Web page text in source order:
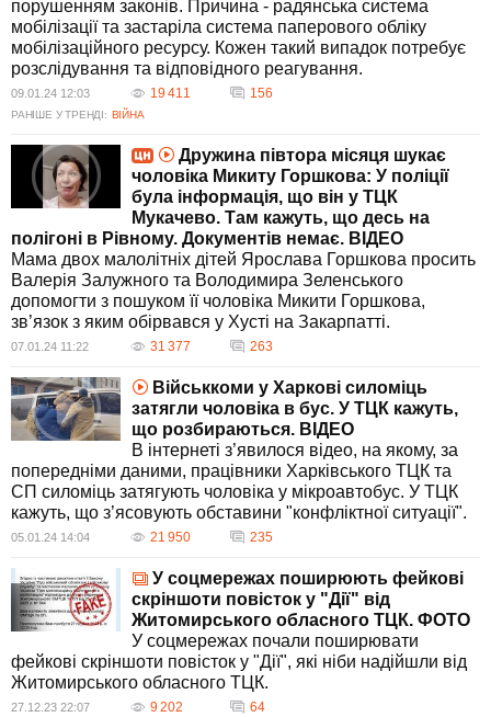
порушенням законів. Причина - радянська система
мобілізації та застаріла система паперового обліку
мобілізаційного ресурсу. Кожен такий випадок потребує
розслідування та відповідного реагування.
09.01.24 12:03 19 411 156
РАНІШЕ У ТРЕНДІ: ВІЙНА
Дружина півтора місяця шукає
чоловіка Микиту Горшкова: У поліції
була інформація, що він у ТЦК
Мукачево. Там кажуть, що десь на
полігоні в Рівному. Документів немає. ВIДЕО
Мама двох малолітніх дітей Ярослава Горшкова просить
Валерія Залужного та Володимира Зеленського
допомогти з пошуком її чоловіка Микити Горшкова,
зв’язок з яким обірвався у Хусті на Закарпатті.
07.01.24 11:22 31 377 263
Військкоми у Харкові силоміць
затягли чоловіка в бус. У ТЦК кажуть,
що розбираються. ВIДЕО
В інтернеті з’явилося відео, на якому, за
попередніми даними, працівники Харківського ТЦК та
СП силоміць затягують чоловіка у мікроавтобус. У ТЦК
кажуть, що з’ясовують обставини "конфліктної ситуації".
05.01.24 14:04 21 950 235
У соцмережах поширюють фейкові
скріншоти повісток у "Дії" від
Житомирського обласного ТЦК. ФОТО
У соцмережах почали поширювати
фейкові скріншоти повісток у "Дії", які ніби надійшли від
Житомирського обласного ТЦК.
27.12.23 22:07 9 202 64